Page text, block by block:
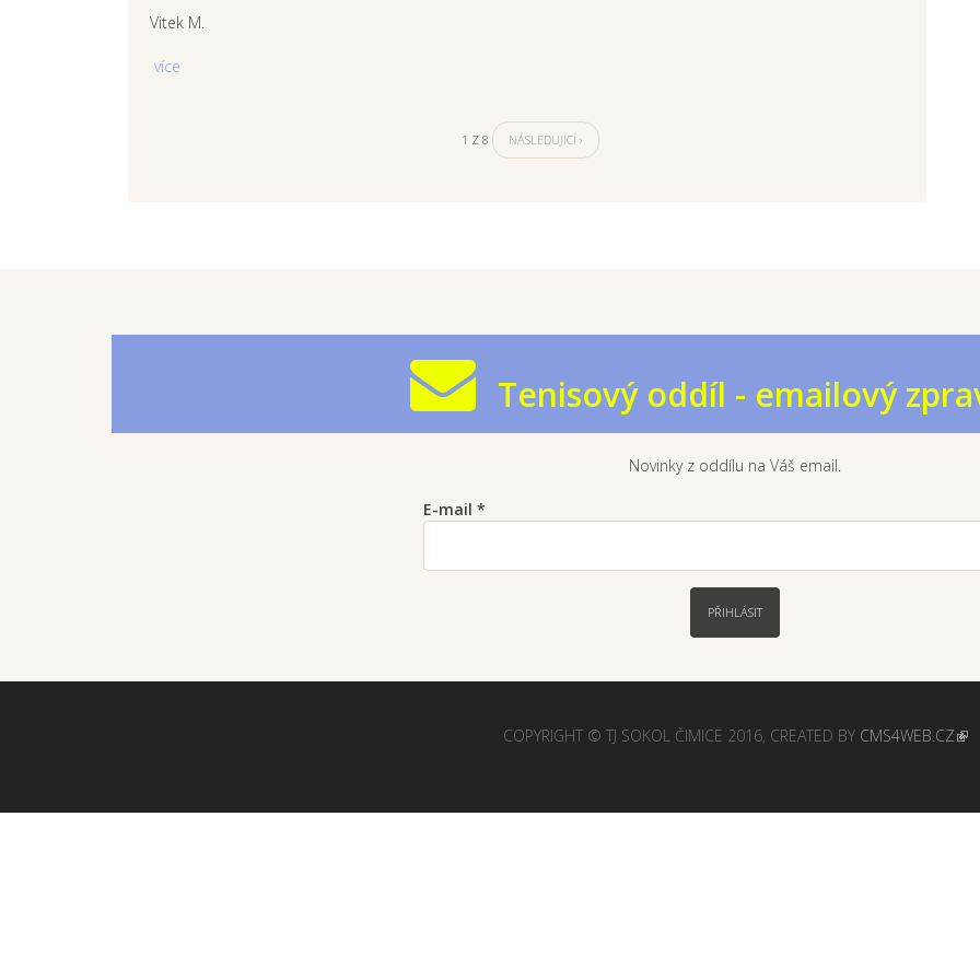
Vitek M.
více
1 Z 8 NÁSLEDUJÍCÍ ›
Tenisový oddíl - emailový
Novinky z oddílu na Váš email.
E-mail *
PŘIHLÁSIT
COPYRIGHT © TJ SOKOL ČIMICE 2016, CREATED BY CMS4WEB.CZ